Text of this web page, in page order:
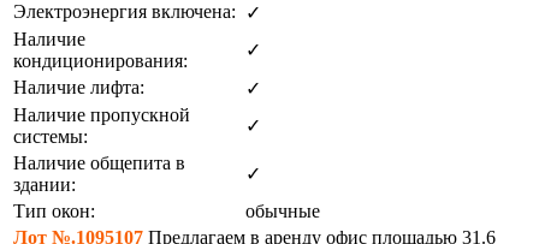
Электроэнергия включена:
✓
Наличие
кондиционирования:
✓
Наличие лифта:
✓
Наличие пропускной
системы:
✓
Наличие общепита в
здании:
✓
Тип окон:
обычные
Лот №.1095107 Предлагаем в аренду офис площадью 31.6